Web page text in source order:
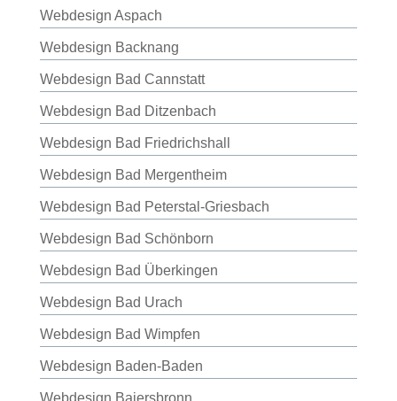
Webdesign Aspach
Webdesign Backnang
Webdesign Bad Cannstatt
Webdesign Bad Ditzenbach
Webdesign Bad Friedrichshall
Webdesign Bad Mergentheim
Webdesign Bad Peterstal-Griesbach
Webdesign Bad Schönborn
Webdesign Bad Überkingen
Webdesign Bad Urach
Webdesign Bad Wimpfen
Webdesign Baden-Baden
Webdesign Baiersbronn